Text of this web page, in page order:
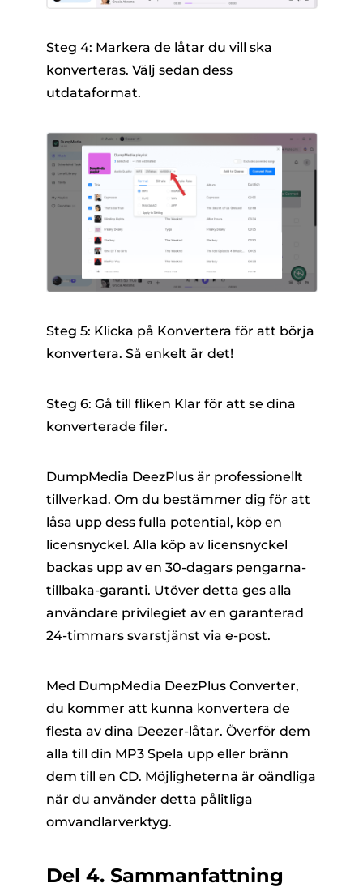
Steg 4: Markera de låtar du vill ska
konverteras. Välj sedan dess
utdataformat.
Steg 5: Klicka på Konvertera för att börja
konvertera. Så enkelt är det!
Steg 6: Gå till fliken Klar för att se dina
konverterade filer.
DumpMedia DeezPlus är professionellt
tillverkad. Om du bestämmer dig för att
låsa upp dess fulla potential, köp en
licensnyckel. Alla köp av licensnyckel
backas upp av en 30-dagars pengarna-
tillbaka-garanti. Utöver detta ges alla
användare privilegiet av en garanterad
24-timmars svarstjänst via e-post.
Med DumpMedia DeezPlus Converter,
du kommer att kunna konvertera de
flesta av dina Deezer-låtar. Överför dem
alla till din MP3 Spela upp eller bränn
dem till en CD. Möjligheterna är oändliga
när du använder detta pålitliga
omvandlarverktyg.
Del 4. Sammanfattning